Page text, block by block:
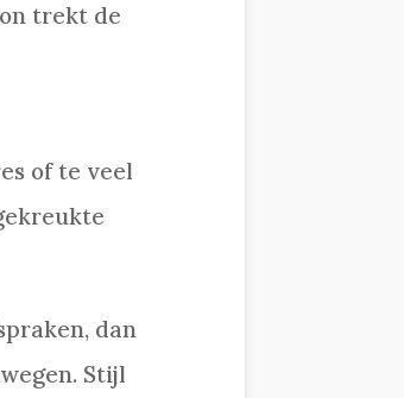
trekt de
of te veel
dan
Stijl